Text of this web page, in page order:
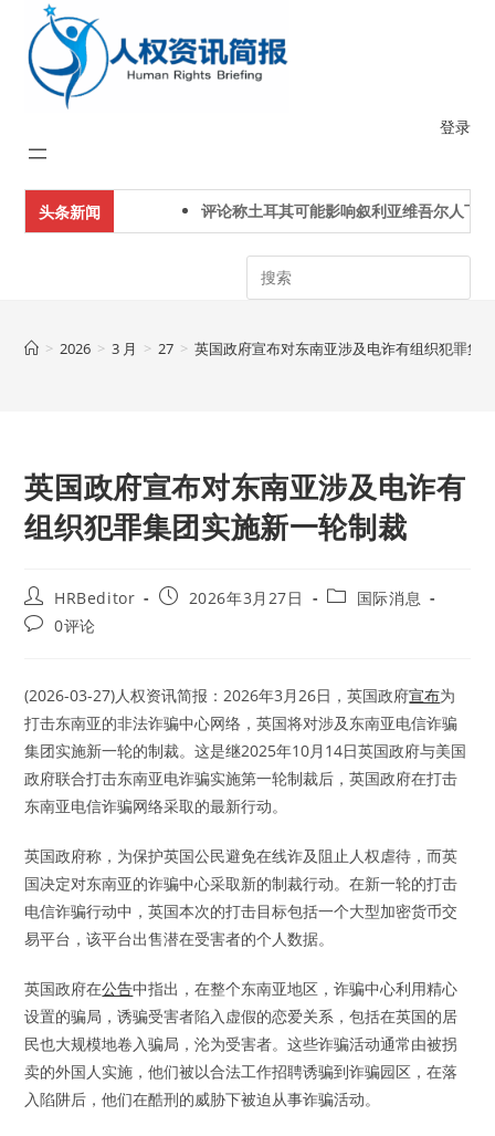
content
登录
头条新闻 评论称土耳其可能影响叙利亚维吾尔人下一
Search
> 2026 > 3 月 > 27 > 英国政府宣布对东南亚涉及电诈有组织犯罪集
英国政府宣布对东南亚涉及电诈有
组织犯罪集团实施新一轮制裁
Post
author:
HRBeditor
Post2026年3月27日
Post国际消息
Post0评论
(2026-03-27)人权资讯简报：2026年3月26日，英国政府宣布为
打击东南亚的非法诈骗中心网络，英国将对涉及东南亚电信诈骗
集团实施新一轮的制裁。这是继2025年10月14日英国政府与美国
政府联合打击东南亚电诈骗实施第一轮制裁后，英国政府在打击
东南亚电信诈骗网络采取的最新行动。
英国政府称，为保护英国公民避免在线诈及阻止人权虐待，而英
国决定对东南亚的诈骗中心采取新的制裁行动。在新一轮的打击
电信诈骗行动中，英国本次的打击目标包括一个大型加密货币交
易平台，该平台出售潜在受害者的个人数据。
英国政府在公告中指出，在整个东南亚地区，诈骗中心利用精心
设置的骗局，诱骗受害者陷入虚假的恋爱关系，包括在英国的居
民也大规模地卷入骗局，沦为受害者。这些诈骗活动通常由被拐
卖的外国人实施，他们被以合法工作招聘诱骗到诈骗园区，在落
入陷阱后，他们在酷刑的威胁下被迫从事诈骗活动。